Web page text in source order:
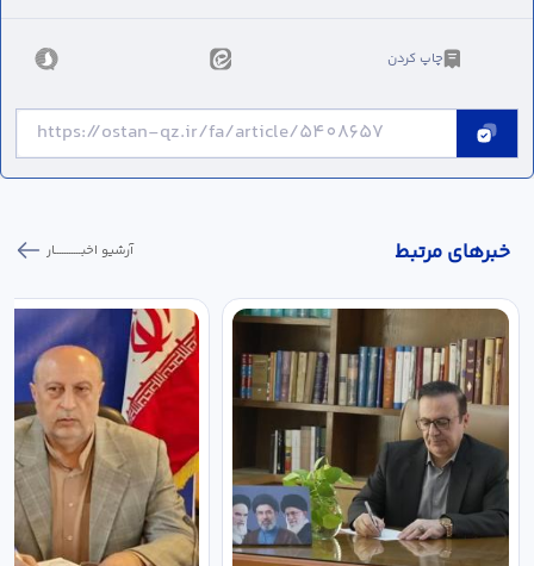
چاپ کردن
خبر‌های مرتبط آرشیو اخبـــــــــــار